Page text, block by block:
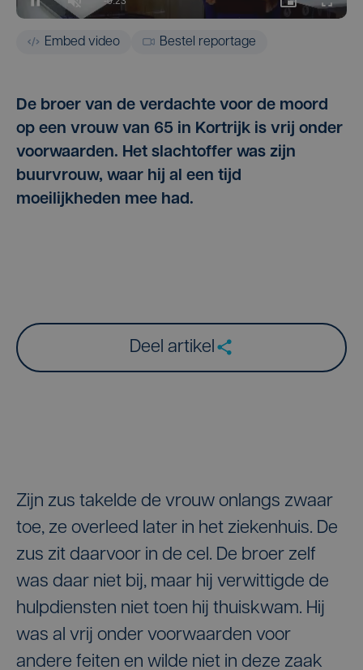
Embed video Bestel reportage
De broer van de verdachte voor de moord
op een vrouw van 65 in Kortrijk is vrij onder
voorwaarden. Het slachtoffer was zijn
buurvrouw, waar hij al een tijd
moeilijkheden mee had.
Deel artikel
Zijn zus takelde de vrouw onlangs zwaar
toe, ze overleed later in het ziekenhuis. De
zus zit daarvoor in de cel. De broer zelf
was daar niet bij, maar hij verwittigde de
hulpdiensten niet toen hij thuiskwam. Hij
was al vrij onder voorwaarden voor
andere feiten en wilde niet in deze zaak